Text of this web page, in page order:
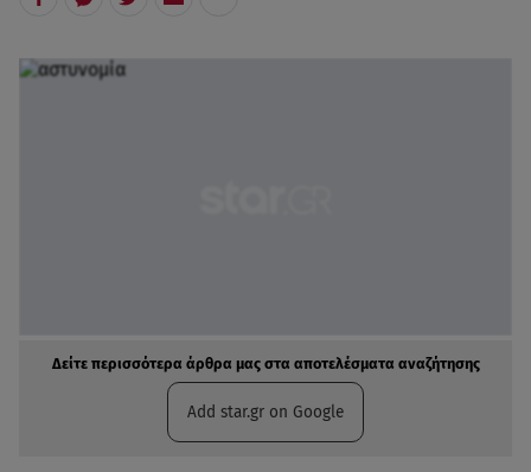
Δείτε περισσότερα άρθρα μας στα αποτελέσματα αναζήτησης
Add star.gr on Google